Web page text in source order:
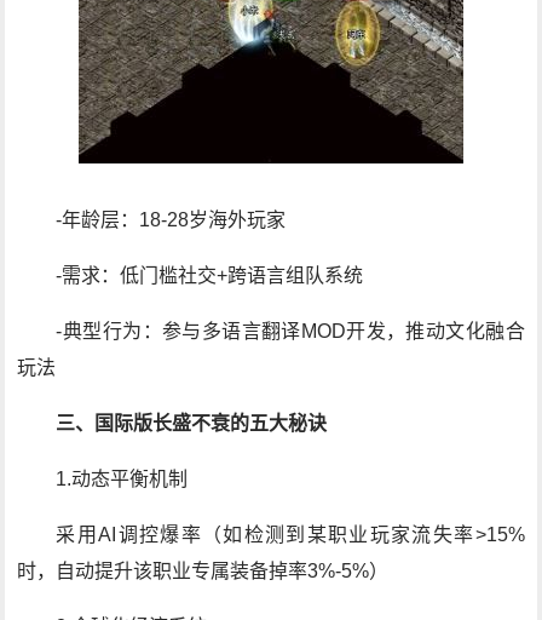
-年龄层：18-28岁海外玩家
-需求：低门槛社交+跨语言组队系统
-典型行为：参与多语言翻译MOD开发，推动文化融合
玩法
三、国际版长盛不衰的五大秘诀
1.动态平衡机制
采用AI调控爆率（如检测到某职业玩家流失率>15%
时，自动提升该职业专属装备掉率3%-5%）